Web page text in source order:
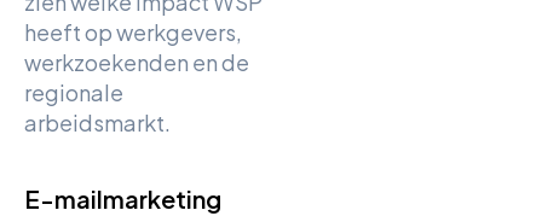
heeft op werkgevers,
werkzoekenden en de
regionale
arbeidsmarkt.
E-mailmarketing